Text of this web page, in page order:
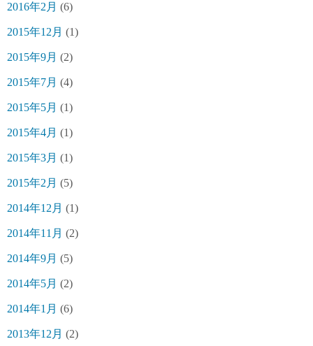
2016年2月 (6)
2015年12月 (1)
2015年9月 (2)
2015年7月 (4)
2015年5月 (1)
2015年4月 (1)
2015年3月 (1)
2015年2月 (5)
2014年12月 (1)
2014年11月 (2)
2014年9月 (5)
2014年5月 (2)
2014年1月 (6)
2013年12月 (2)